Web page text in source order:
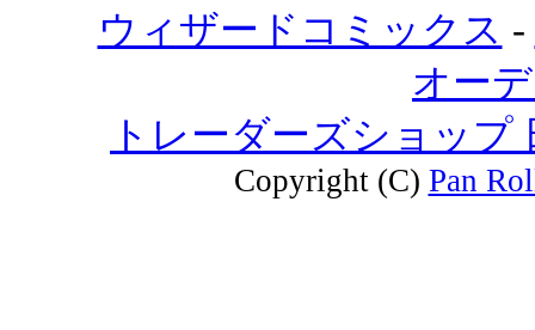
ウィザードコミックス -
オー
トレーダーズショップ
Copyright (C) Pan